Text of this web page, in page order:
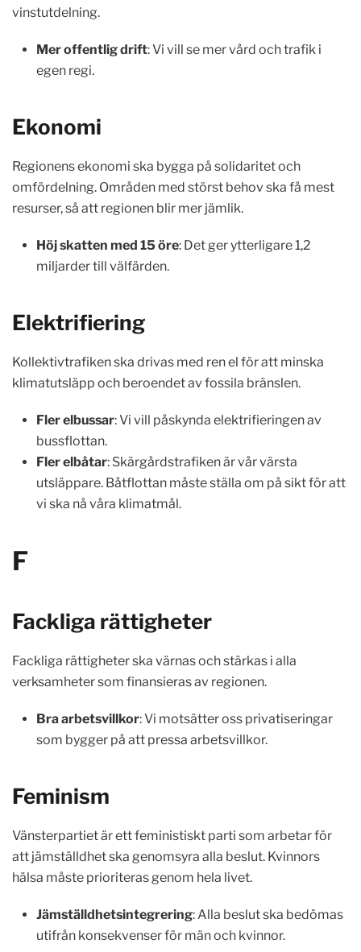
vinstutdelning.
Mer offentlig drift: Vi vill se mer vård och trafik i
egen regi.
Ekonomi
Regionens ekonomi ska bygga på solidaritet och
omfördelning. Områden med störst behov ska få mest
resurser, så att regionen blir mer jämlik.
Höj skatten med 15 öre: Det ger ytterligare 1,2
miljarder till välfärden.
Elektrifiering
Kollektivtrafiken ska drivas med ren el för att minska
klimatutsläpp och beroendet av fossila bränslen.
Fler elbussar: Vi vill påskynda elektrifieringen av
bussflottan.
Fler elbåtar: Skärgårdstrafiken är vår värsta
utsläppare. Båtflottan måste ställa om på sikt för att
vi ska nå våra klimatmål.
F
Fackliga rättigheter
Fackliga rättigheter ska värnas och stärkas i alla
verksamheter som finansieras av regionen.
Bra arbetsvillkor: Vi motsätter oss privatiseringar
som bygger på att pressa arbetsvillkor.
Feminism
Vänsterpartiet är ett feministiskt parti som arbetar för
att jämställdhet ska genomsyra alla beslut. Kvinnors
hälsa måste prioriteras genom hela livet.
Jämställdhetsintegrering: Alla beslut ska bedömas
utifrån konsekvenser för män och kvinnor.